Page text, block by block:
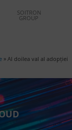
SOITRON
GROUP
» Al doilea val al adopției